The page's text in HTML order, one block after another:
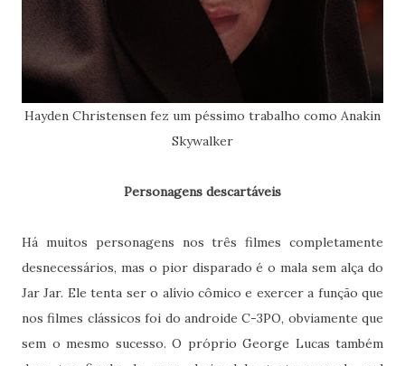
Hayden Christensen fez um péssimo trabalho como Anakin
Skywalker
Personagens descartáveis
Há muitos personagens nos três filmes completamente
desnecessários, mas o pior disparado é o mala sem alça do
Jar Jar. Ele tenta ser o alívio cômico e exercer a função que
nos filmes clássicos foi do androide C-3PO, obviamente que
sem o mesmo sucesso. O próprio George Lucas também